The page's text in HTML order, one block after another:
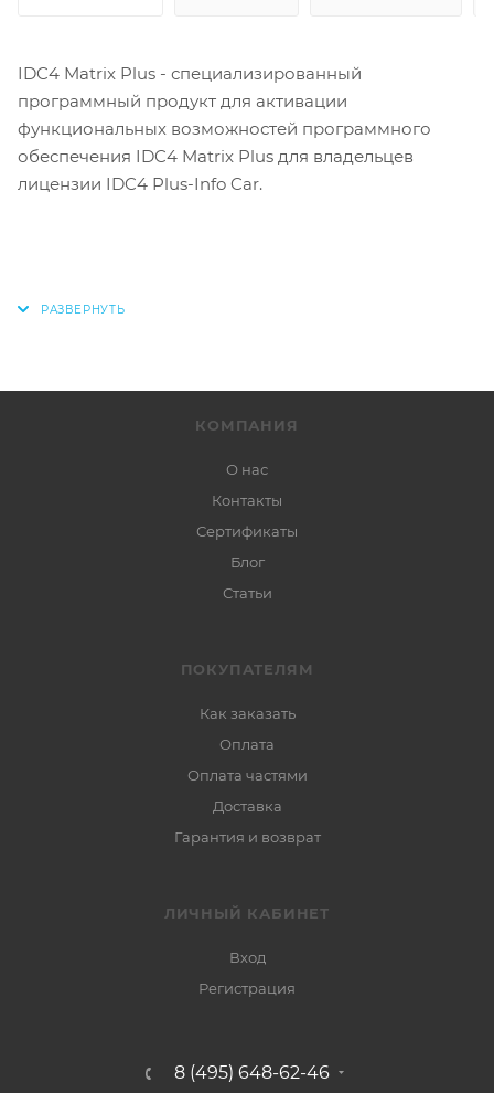
IDC4 Matrix Plus - специализированный
программный продукт для активации
функциональных возможностей программного
обеспечения IDC4 Matrix Plus для владельцев
лицензии IDC4 Plus-Info Car.
КОМПАНИЯ
О нас
Контакты
Сертификаты
Блог
Статьи
ПОКУПАТЕЛЯМ
Как заказать
Оплата
Оплата частями
Доставка
Гарантия и возврат
ЛИЧНЫЙ КАБИНЕТ
Вход
Регистрация
8 (495) 648-62-46